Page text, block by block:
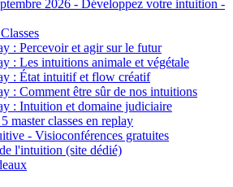
2026 - Développez votre intuition -
: Percevoir et agir sur le futur
: Les intuitions animale et végétale
: État intuitif et flow créatif
: Comment être sûr de nos intuitions
: Intuition et domaine judiciaire
master classes en replay
- Visioconférences gratuites
l'intuition (site dédié)